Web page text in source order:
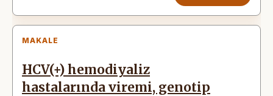
MAKALE
HCV(+) hemodiyaliz
hastalarında viremi, genotip